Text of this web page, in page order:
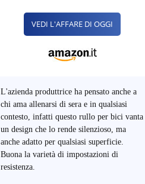
VEDI L'AFFARE DI OGGI
L'azienda produttrice ha pensato anche a
chi ama allenarsi di sera e in qualsiasi
contesto, infatti questo rullo per bici vanta
un design che lo rende silenzioso, ma
anche adatto per qualsiasi superficie.
Buona la varietà di impostazioni di
resistenza.